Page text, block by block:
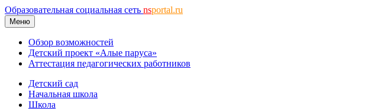
Образовательная социальная сеть nsportal.ru
Меню
Обзор возможностей
Детский проект «Алые паруса»
Аттестация педагогических работников
Детский сад
Начальная школа
Школа